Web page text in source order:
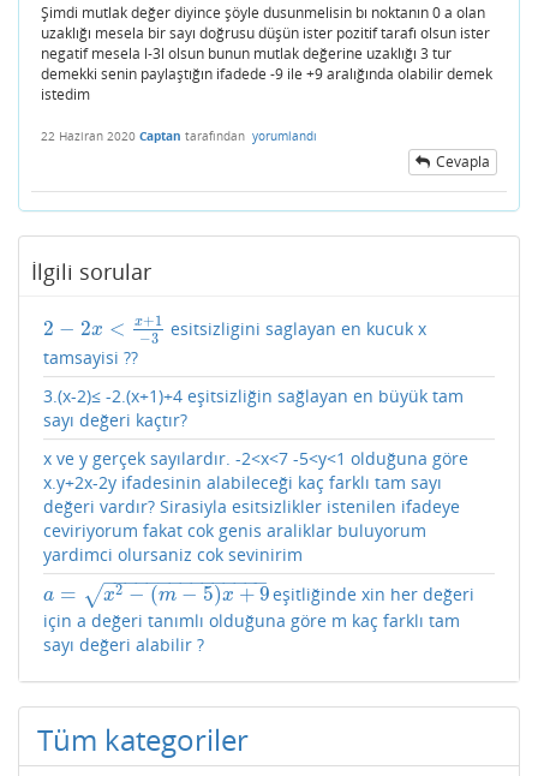
Şimdi mutlak değer diyince şöyle dusunmelisin bı noktanın 0 a olan
uzaklığı mesela bir sayı doğrusu düşün ister pozitif tarafı olsun ister
negatif mesela l-3l olsun bunun mutlak değerine uzaklığı 3 tur
demekki senin paylaştığın ifadede -9 ile +9 aralığında olabilir demek
istedim
22 Haziran 2020 Captan tarafından yorumlandı
Cevapla
İlgili sorular
2 − 2x < x+1
−3
2 −2x <x+ 1− 3
esitsizligini saglayan en kucuk x
tamsayisi ??
3.(x-2)≤ -2.(x+1)+4 eşitsizliğin sağlayan en büyük tam
sayı değeri kaçtır?
x ve y gerçek sayılardır. -2<x<7 -5<y<1 olduğuna göre
x.y+2x-2y ifadesinin alabileceği kaç farklı tam sayı
değeri vardır? Sirasiyla esitsizlikler istenilen ifadeye
ceviriyorum fakat cok genis araliklar buluyorum
yardimci olursaniz cok sevinirim
a = x2 − (m − 5)x + 9
− −
−−−−−−−−−−−−−
√
a=x2 −(m−5 )x +9
eşitliğinde xin her değeri
için a değeri tanımlı olduğuna göre m kaç farklı tam
sayı değeri alabilir ?
Tüm kategoriler